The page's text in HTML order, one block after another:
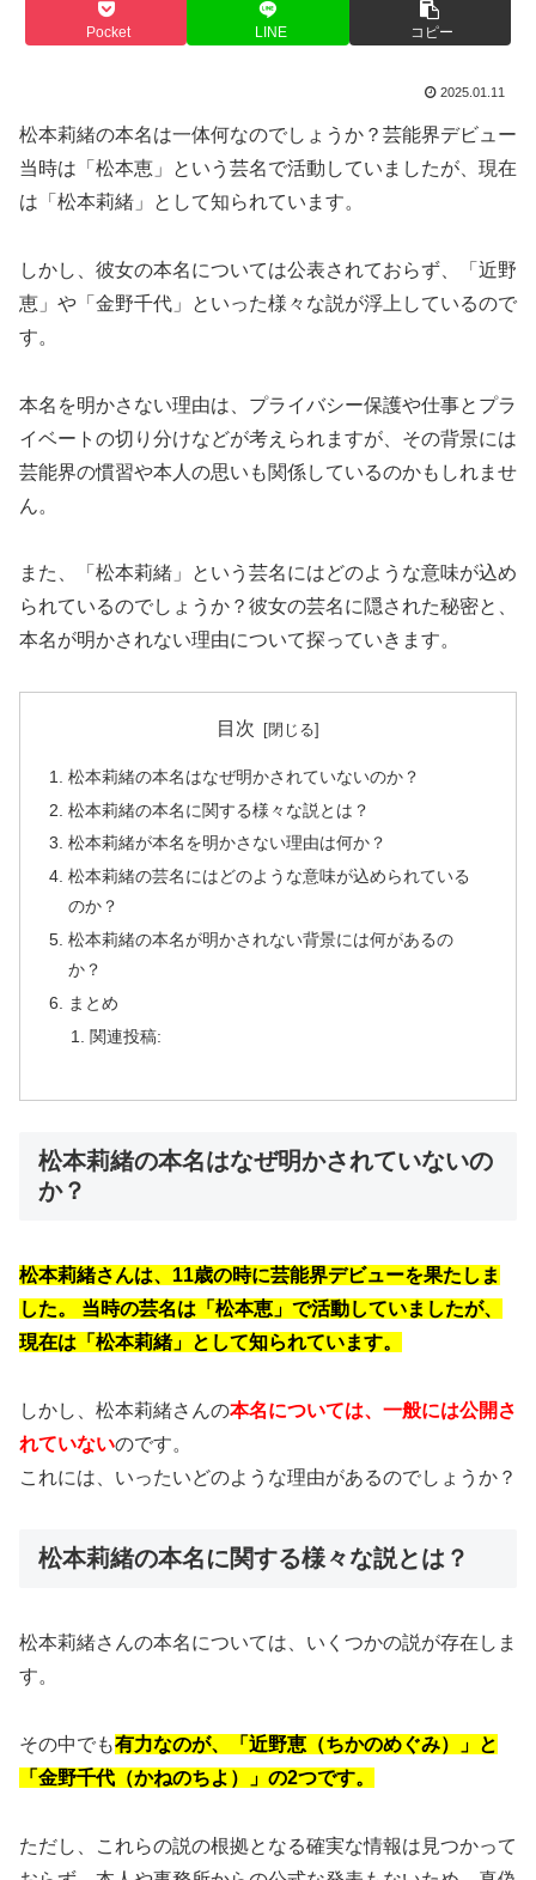
Pocket LINE コピー
2025.01.11
松本莉緒の本名は一体何なのでしょうか？芸能界デビュー
当時は「松本恵」という芸名で活動していましたが、現在
は「松本莉緒」として知られています。
しかし、彼女の本名については公表されておらず、「近野
恵」や「金野千代」といった様々な説が浮上しているので
す。
本名を明かさない理由は、プライバシー保護や仕事とプラ
イベートの切り分けなどが考えられますが、その背景には
芸能界の慣習や本人の思いも関係しているのかもしれませ
ん。
また、「松本莉緒」という芸名にはどのような意味が込め
られているのでしょうか？彼女の芸名に隠された秘密と、
本名が明かされない理由について探っていきます。
目次
松本莉緒の本名はなぜ明かされていないのか？
松本莉緒の本名に関する様々な説とは？
松本莉緒が本名を明かさない理由は何か？
松本莉緒の芸名にはどのような意味が込められている
のか？
松本莉緒の本名が明かされない背景には何があるの
か？
まとめ
関連投稿:
松本莉緒の本名はなぜ明かされていないの
か？
松本莉緒さんは、11歳の時に芸能界デビューを果たしま
した。 当時の芸名は「松本恵」で活動していましたが、
現在は「松本莉緒」として知られています。
しかし、松本莉緒さんの本名については、一般には公開さ
れていないのです。
これには、いったいどのような理由があるのでしょうか？
松本莉緒の本名に関する様々な説とは？
松本莉緒さんの本名については、いくつかの説が存在しま
す。
その中でも有力なのが、「近野恵（ちかのめぐみ）」と
「金野千代（かねのちよ）」の2つです。
ただし、これらの説の根拠となる確実な情報は見つかって